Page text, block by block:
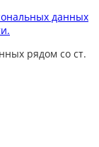
данных
рядом со ст.